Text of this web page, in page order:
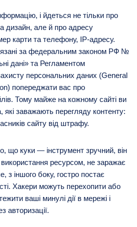
і йдеться не тільки про
дизайн, але й про адресу
карти та телефону, IP-адресу.
за федеральним законом РФ №
дані» та Регламентом
персональних даних (General
попереджати вас про
Тому майже на кожному сайті ви
які заважають перегляду контенту:
сайту від штрафу.
що куки — інструмент зручний, він
ресурсом, не заражає
з іншого боку, гостро постає
Хакери можуть перехопити або
ваші минулі дії в мережі і
авторизації.